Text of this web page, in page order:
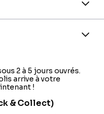
2 à 5 jours ouvrés.
arrive à votre
!
& Collect)